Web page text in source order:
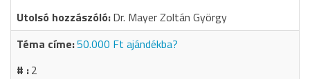
Dr. Mayer Zoltán György
50.000 Ft ajándékba?
2